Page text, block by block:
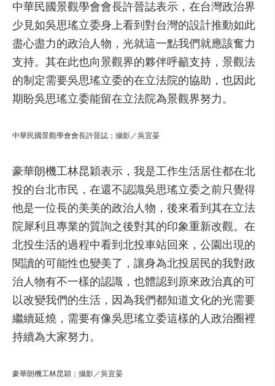
中華民國景觀學會會長許晉誌表示，在台灣政治界
少見如吳思瑤立委身上看到對台灣的設計推動如此
盡心盡力的政治人物，光就這一點我們就應該奮力
支持。其在此也向景觀界的夥伴呼籲支持，景觀法
的制定需要吳思瑤立委的在立法院的協助，也因此
期盼吳思瑤立委能留在立法院為景觀界努力。
中華民國景觀學會會長許晉誌；攝影／吳宜晏
豪華朗機工林昆穎表示，我是工作生活居住都在北
投的台北市民，在還不認識吳思瑤立委之前只覺得
他是一位長的美美的政治人物，後來看到其在立法
院犀利且專業的質詢之後對其的印象重新改觀。在
北投生活的過程中看到北投車站回來，公園出現的
閱讀的可能性也變美了，讓身為北投居民的我對政
治人物有不一樣的認識，也體認到原來政治真的可
以改變我們的生活，因為我們都知道文化的光需要
繼續延燒，需要有像吳思瑤立委這樣的人政治圈裡
持續為大家努力。
豪華朗機工林昆穎；攝影／吳宜晏